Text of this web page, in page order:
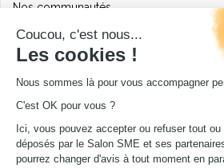
Nos communautés
Ressources utiles
Livres utiles pour les entrepreneurs